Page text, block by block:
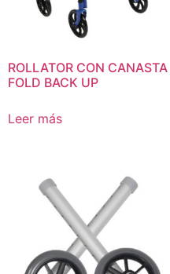
ROLLATOR CON CANASTA
FOLD BACK UP
Leer más